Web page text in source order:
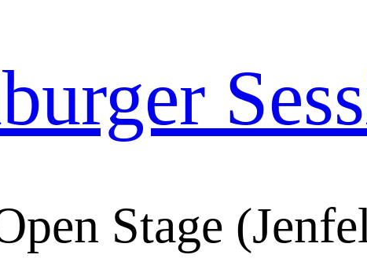
Stage